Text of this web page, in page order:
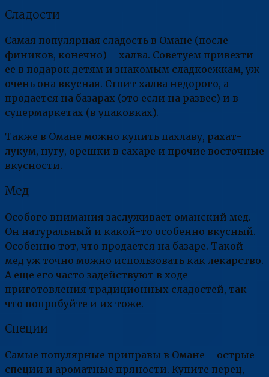
Сладости
Самая популярная сладость в Омане (после
фиников, конечно) – халва. Советуем привезти
ее в подарок детям и знакомым сладкоежкам, уж
очень она вкусная. Стоит халва недорого, а
продается на базарах (это если на развес) и в
супермаркетах (в упаковках).
Также в Омане можно купить пахлаву, рахат-
лукум, нугу, орешки в сахаре и прочие восточные
вкусности.
Мед
Особого внимания заслуживает оманский мед.
Он натуральный и какой-то особенно вкусный.
Особенно тот, что продается на базаре. Такой
мед уж точно можно использовать как лекарство.
А еще его часто задействуют в ходе
приготовления традиционных сладостей, так
что попробуйте и их тоже.
Специи
Самые популярные приправы в Омане – острые
специи и ароматные пряности. Купите перец,